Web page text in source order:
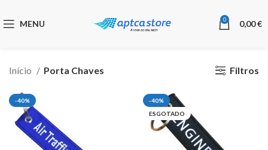
MENU 0 0,00€
Início Porta Chaves Filtros
-40%
-40%
ESGOTADO